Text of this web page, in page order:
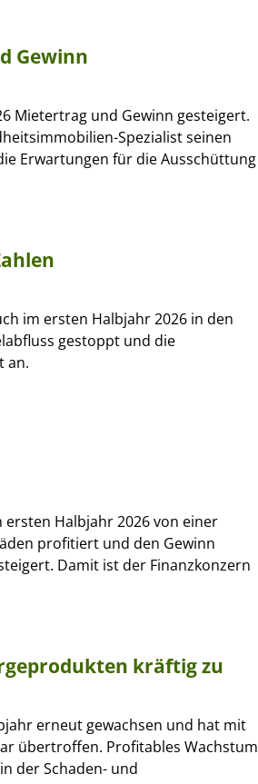
Gewinn
Mietertrag und Gewinn gesteigert.
Spezialist seinen
Erwartungen für die Ausschüttung
im ersten Halbjahr 2026 in den
gestoppt und die
an.
ersten Halbjahr 2026 von einer
profitiert und den Gewinn
Damit ist der Finanzkonzern
kräftig zu
erneut gewachsen und hat mit
übertroffen. Profitables Wachstum
der Schaden- und